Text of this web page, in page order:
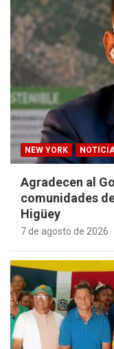
NEW YORK
Agradecen al
comunidades
Higüey
7 de agosto de 2026